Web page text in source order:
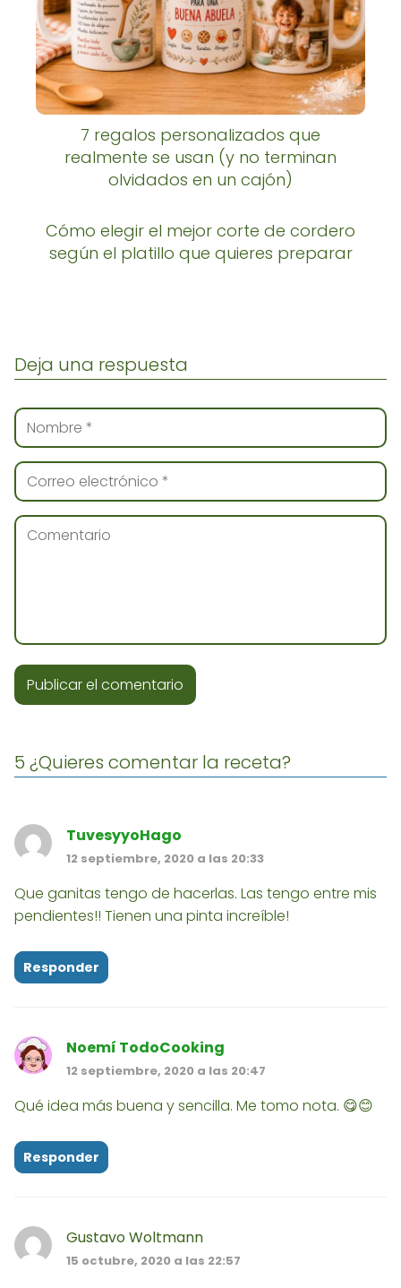
7 regalos personalizados que
realmente se usan (y no terminan
olvidados en un cajón)
Cómo elegir el mejor corte de cordero
según el platillo que quieres preparar
5 ¿Quieres comentar la receta?
TuvesyyoHago
12 septiembre, 2020 a las 20:33
Que ganitas tengo de hacerlas. Las tengo entre mis
pendientes!! Tienen una pinta increíble!
Responder
Noemí TodoCooking
12 septiembre, 2020 a las 20:47
Qué idea más buena y sencilla. Me tomo nota. 😋😊
Responder
Gustavo Woltmann
15 octubre, 2020 a las 22:57
Deja una respuesta